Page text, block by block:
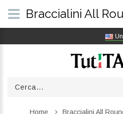
Home Braccialini All